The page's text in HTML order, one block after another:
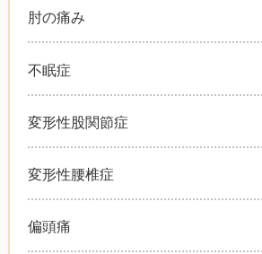
肘の痛み
不眠症
変形性股関節症
変形性腰椎症
偏頭痛